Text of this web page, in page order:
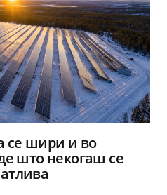
се шири и во
што некогаш се